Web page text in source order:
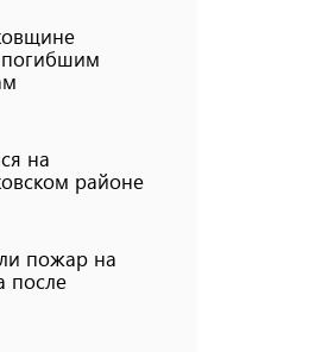
на
районе
пожар на
после